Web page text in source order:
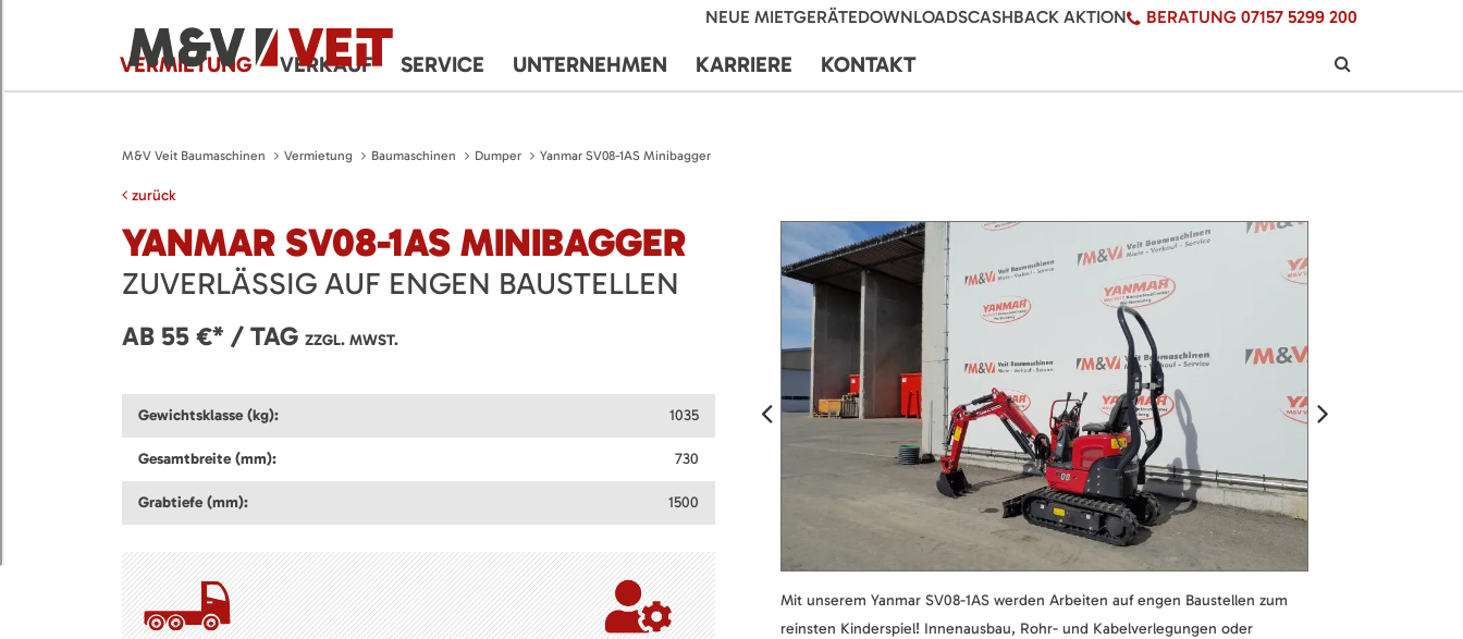
NEUE MIETGERÄTEDOWNLOADSCASHBACK AKTION BERATUNG 07157 5299 200
VERMIETUNG VERKAUF SERVICE UNTERNEHMEN KARRIERE KONTAKT
M&V Veit Baumaschinen Vermietung Baumaschinen Dumper Yanmar SV08-1AS Minibagger
zurück
YANMAR SV08-1AS MINIBAGGER
ZUVERLÄSSIG AUF ENGEN BAUSTELLEN
AB 55 €* / TAG ZZGL. MWST.
Gewichtsklasse (kg): 1035
Gesamtbreite (mm): 730
Grabtiefe (mm): 1500
Mit unserem Yanmar SV08-1AS werden Arbeiten auf engen Baustellen zum
reinsten Kinderspiel! Innenausbau, Rohr- und Kabelverlegungen oder